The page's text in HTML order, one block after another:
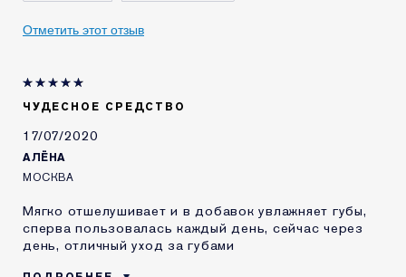
Отметить этот отзыв
ЧУДЕСНОЕ СРЕДСТВО
17/07/2020
АЛЁНА
МОСКВА
Мягко отшелушивает и в добавок увлажняет губы,
сперва пользовалась каждый день, сейчас через
день, отличный уход за губами